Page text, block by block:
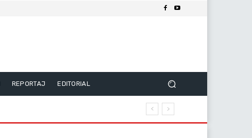
REPORTAJ EDITORIAL